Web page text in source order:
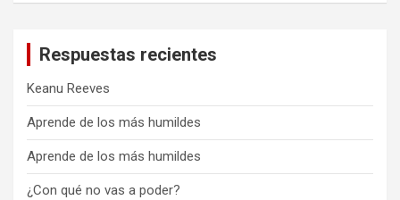
Respuestas recientes
Keanu Reeves
Aprende de los más humildes
Aprende de los más humildes
¿Con qué no vas a poder?